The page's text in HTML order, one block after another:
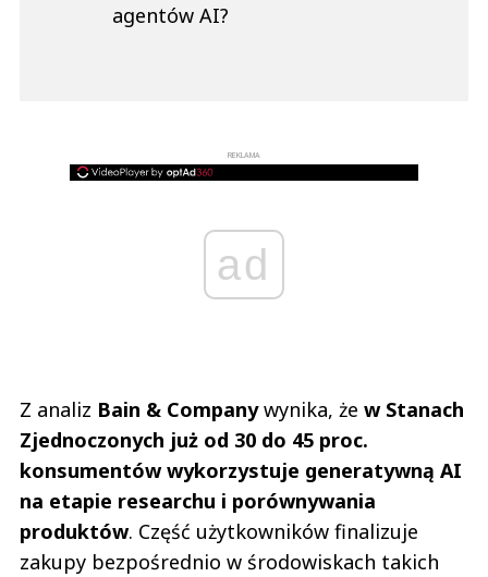
agentów AI?
REKLAMA
ad
Z analiz Bain & Companywynika, że w Stanach
Zjednoczonych już od 30 do 45 proc.
konsumentów wykorzystuje generatywną AI
na etapie researchu i porównywania
produktów. Część użytkowników finalizuje
zakupy bezpośrednio w środowiskach takich